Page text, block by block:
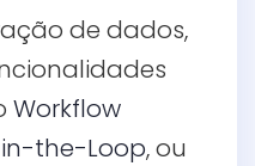
de dados,
Workflow
the-Loop, ou